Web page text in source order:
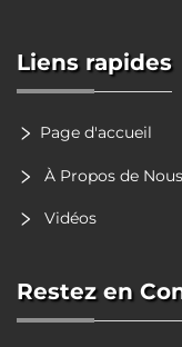
Liens rapides
Page d'accueil
À Propos de Nous
Vidéos
Restez en